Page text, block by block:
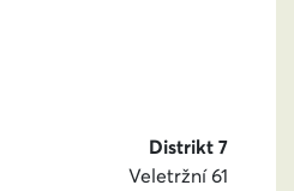
Distrikt 7
Veletržní 61